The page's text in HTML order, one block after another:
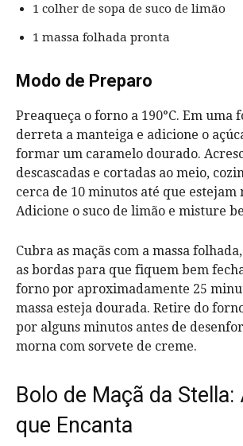
1 colher de sopa de suco de limão
1 massa folhada pronta
Modo de Preparo
Preaqueça o forno a 190°C. Em uma
derreta a manteiga e adicione o
formar um caramelo dourado.
descascadas e cortadas ao meio,
cerca de 10 minutos até que estejam
Adicione o suco de limão e misture
Cubra as maçãs com a massa
as bordas para que fiquem bem
forno por aproximadamente 25
massa esteja dourada. Retire do
por alguns minutos antes de
morna com sorvete de creme.
Bolo de Maçã da Stella:
que Encanta